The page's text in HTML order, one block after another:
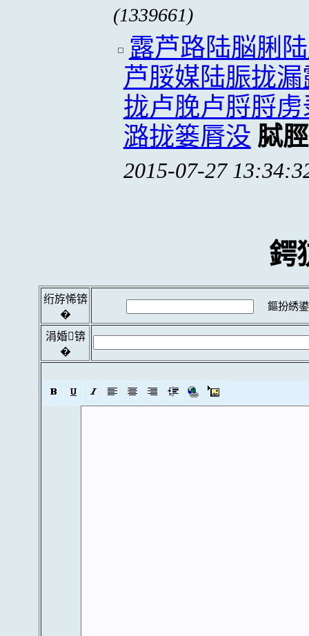
(1339661)
露芦路陆脳脷
芦脮媒陆脤拢
拢卢脕卢脟脟
潞拢篓脣没 脦
2015-07-27
鍔
绗斿悕锛
�
鏂扮綉
涓婚锛
�